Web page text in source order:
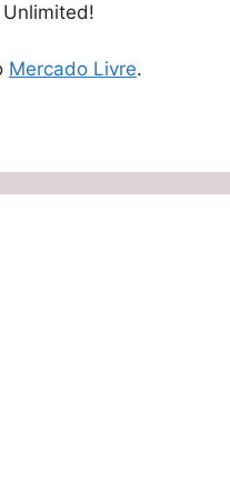
Mercado Livre.